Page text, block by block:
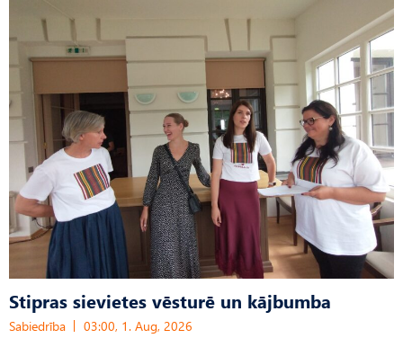
Stipras sievietes vēsturē un kājbumba
Sabiedrība 03:00, 1. Aug, 2026